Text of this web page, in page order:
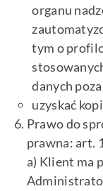
organu
tym o
danych
uzyskać
Prawo do
prawna: art.
a) Klient ma